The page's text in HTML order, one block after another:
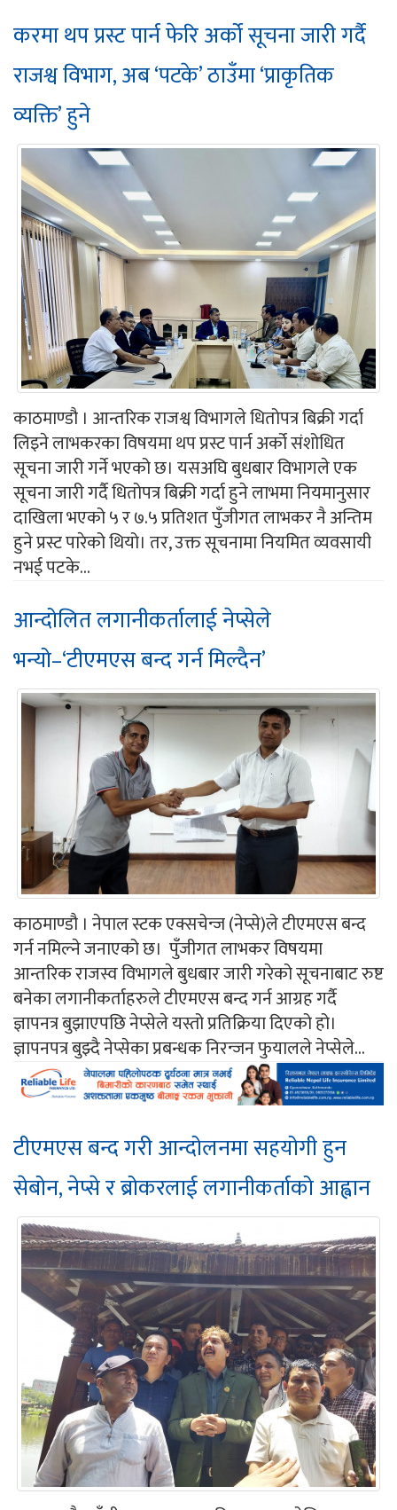
करमा थप प्रस्ट पार्न फेरि अर्को सूचना जारी गर्दै
राजश्व विभाग, अब ‘पटके’ ठाउँमा ‘प्राकृतिक
व्यक्ति’ हुने
काठमाण्डौ । आन्तरिक राजश्व विभागले धितोपत्र बिक्री गर्दा
लिइने लाभकरका विषयमा थप प्रस्ट पार्न अर्को संशोधित
सूचना जारी गर्ने भएको छ। यसअघि बुधबार विभागले एक
सूचना जारी गर्दै धितोपत्र बिक्री गर्दा हुने लाभमा नियमानुसार
दाखिला भएको ५ र ७.५ प्रतिशत पुँजीगत लाभकर नै अन्तिम
हुने प्रस्ट पारेको थियो। तर, उक्त सूचनामा नियमित व्यवसायी
नभई पटके...
आन्दोलित लगानीकर्तालाई नेप्सेले
भन्यो–‘टीएमएस बन्द गर्न मिल्दैन’
काठमाण्डौ । नेपाल स्टक एक्सचेन्ज (नेप्से)ले टीएमएस बन्द
गर्न नमिल्ने जनाएको छ। पुँजीगत लाभकर विषयमा
आन्तरिक राजस्व विभागले बुधबार जारी गरेको सूचनाबाट रुष्ट
बनेका लगानीकर्ताहरुले टीएमएस बन्द गर्न आग्रह गर्दै
ज्ञापनत्र बुझाएपछि नेप्सेले यस्तो प्रतिक्रिया दिएको हो।
ज्ञापनपत्र बुझ्दै नेप्सेका प्रबन्धक निरन्जन फुयालले नेप्सेले...
टीएमएस बन्द गरी आन्दोलनमा सहयोगी हुन
सेबोन, नेप्से र ब्रोकरलाई लगानीकर्ताको आह्वान